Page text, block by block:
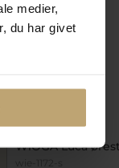
medier,
du har givet
WiOGA Luca